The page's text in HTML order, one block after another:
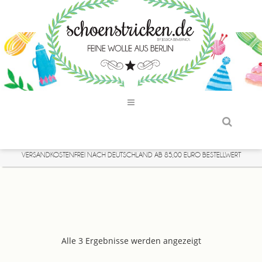
VERSANDKOSTENFREI NACH DEUTSCHLAND AB 85,00 EURO BESTELLWERT
Alle 3 Ergebnisse werden angezeigt